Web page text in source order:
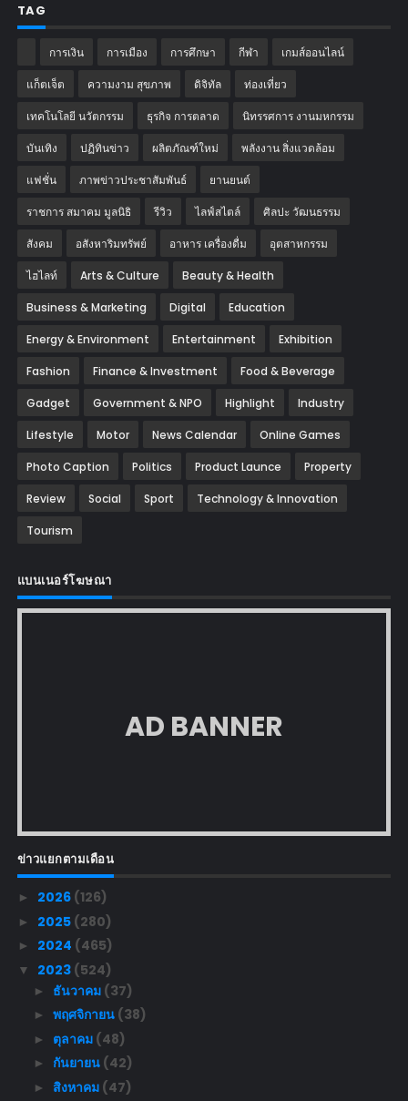
TAG
การเงิน การเมือง การศึกษา กีฬา เกมส์ออนไลน์
แก็ตเจ็ต ความงาม สุขภาพ ดิจิทัล ท่องเที่ยว
เทคโนโลยี นวัตกรรม ธุรกิจ การตลาด นิทรรศการ งานมหกรรม
บันเทิง ปฏิทินข่าว ผลิตภัณฑ์ใหม่ พลังงาน สิ่งแวดล้อม
แฟชั่น ภาพข่าวประชาสัมพันธ์ ‎ยานยนต์‎
ราชการ สมาคม มูลนิธิ รีวิว ไลฟ์สไตล์ ศิลปะ วัฒนธรรม
สังคม อสังหาริมทรัพย์ อาหาร เครื่องดื่ม อุตสาหกรรม
ไฮไลท์ Arts & Culture Beauty & Health
Business & Marketing Digital Education
Energy & Environment Entertainment Exhibition
Fashion Finance & Investment Food & Beverage
Gadget Government & NPO Highlight Industry
Lifestyle Motor News Calendar Online Games
Photo Caption Politics Product Launce Property
Review Social Sport Technology & Innovation
Tourism
แบนเนอร์โฆษณา
AD BANNER
ข่าวแยกตามเดือน
► 2026 (126)
► 2025 (280)
► 2024 (465)
▼ 2023 (524)
► ธันวาคม (37)
► พฤศจิกายน (38)
► ตุลาคม (48)
► กันยายน (42)
► สิงหาคม (47)